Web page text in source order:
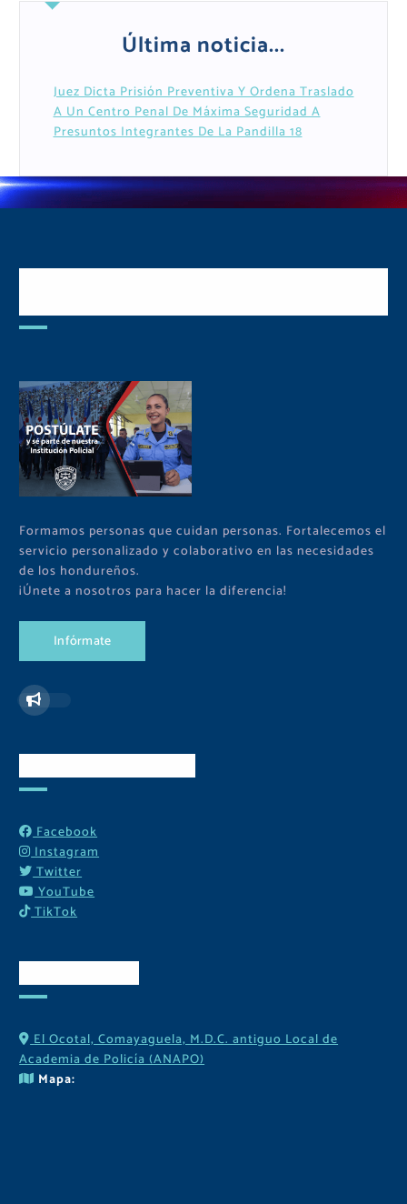
Última noticia...
Juez Dicta Prisión Preventiva Y Ordena Traslado
A Un Centro Penal De Máxima Seguridad A
Presuntos Integrantes De La Pandilla 18
Formamos personas que cuidan personas. Fortalecemos el
servicio personalizado y colaborativo en las necesidades
de los hondureños.
¡Únete a nosotros para hacer la diferencia!
Infórmate
Facebook
Instagram
Twitter
YouTube
TikTok
El Ocotal, Comayaguela, M.D.C. antiguo Local de
Academia de Policía (ANAPO)
Mapa: